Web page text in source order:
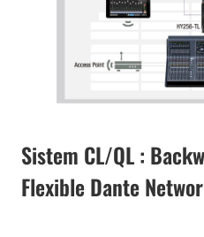
Sistem CL/QL :
Flexible Dante